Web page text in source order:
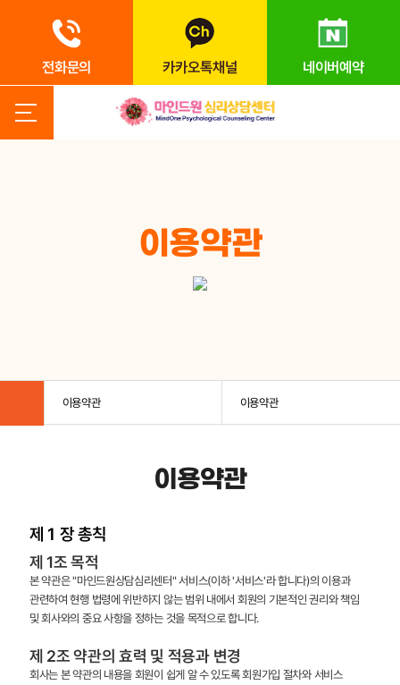
전화문의 카카오톡채널 네이버예약
이용약관
이용약관 이용약관
이용약관
제 1 장 총칙
제 1조 목적
본 약관은 "마인드원상담심리센터" 서비스(이하 '서비스'라 합니다)의 이용과
관련하여 현행 법령에 위반하지 않는 범위 내에서 회원의 기본적인 권리와 책임
및 회사와의 중요 사항을 정하는 것을 목적으로 합니다.
제 2조 약관의 효력 및 적용과 변경
회사는 본 약관의 내용을 회원이 쉽게 알 수 있도록 회원가입 절차와 서비스